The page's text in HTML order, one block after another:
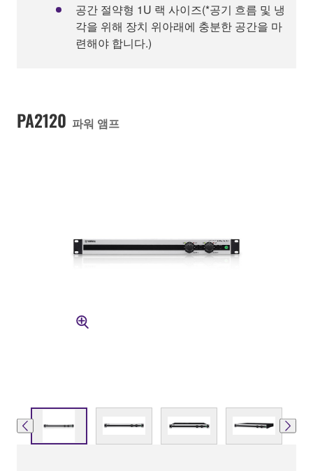
공간 절약형 1U 랙 사이즈(*공기 흐름 및 냉
각을 위해 장치 위아래에 충분한 공간을 마
련해야 합니다.)
PA2120 파워 앰프